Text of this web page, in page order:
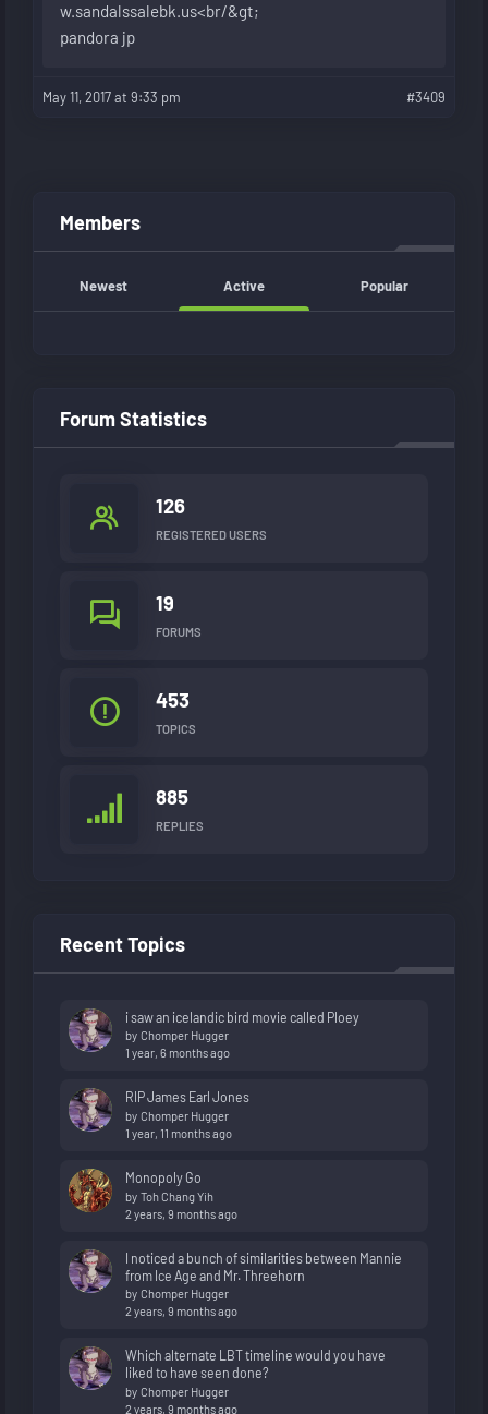
w.sandalssalebk.us<br/&gt;
pandora jp
May 11, 2017 at 9:33 pm #3409
Members
Newest Active Popular
Forum Statistics
126
REGISTERED USERS
19
FORUMS
453
TOPICS
885
REPLIES
Recent Topics
i saw an icelandic bird movie called Ploey
by Chomper Hugger
1 year, 6 months ago
RIP James Earl Jones
by Chomper Hugger
1 year, 11 months ago
Monopoly Go
by Toh Chang Yih
2 years, 9 months ago
I noticed a bunch of similarities between Mannie
from Ice Age and Mr. Threehorn
by Chomper Hugger
2 years, 9 months ago
Which alternate LBT timeline would you have
liked to have seen done?
by Chomper Hugger
2 years, 9 months ago